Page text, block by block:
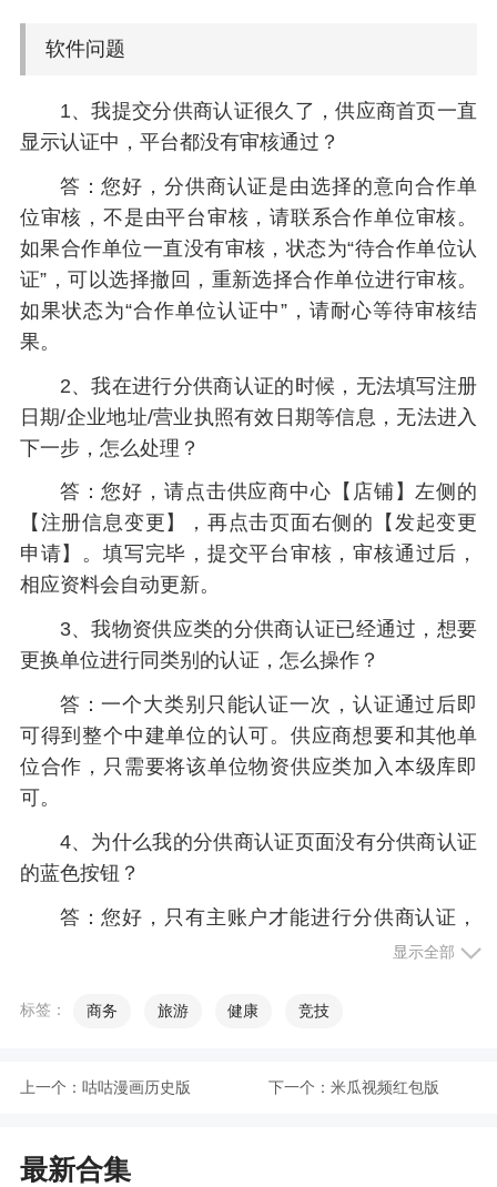
软件问题
1、我提交分供商认证很久了，供应商首页一直
显示认证中，平台都没有审核通过？
答：您好，分供商认证是由选择的意向合作单
位审核，不是由平台审核，请联系合作单位审核。
如果合作单位一直没有审核，状态为“待合作单位认
证”，可以选择撤回，重新选择合作单位进行审核。
如果状态为“合作单位认证中”，请耐心等待审核结
果。
2、我在进行分供商认证的时候，无法填写注册
日期/企业地址/营业执照有效日期等信息，无法进入
下一步，怎么处理？
答：您好，请点击供应商中心【店铺】左侧的
【注册信息变更】，再点击页面右侧的【发起变更
申请】。填写完毕，提交平台审核，审核通过后，
相应资料会自动更新。
3、我物资供应类的分供商认证已经通过，想要
更换单位进行同类别的认证，怎么操作？
答：一个大类别只能认证一次，认证通过后即
可得到整个中建单位的认可。供应商想要和其他单
位合作，只需要将该单位物资供应类加入本级库即
可。
4、为什么我的分供商认证页面没有分供商认证
的蓝色按钮？
答：您好，只有主账户才能进行分供商认证，
子账户无法认证。请查看【店铺】，如果没有子账
账户进行相关认证。
三局申请一个认证，选择“分供商分类”下拉时显示物
答：您好，每个分类只需认证一次，整个中建
显示全部
标签： 商务 旅游 健康 竞技
上一个： 咕咕漫画历史版 下一个： 米瓜视频红包版
最新合集